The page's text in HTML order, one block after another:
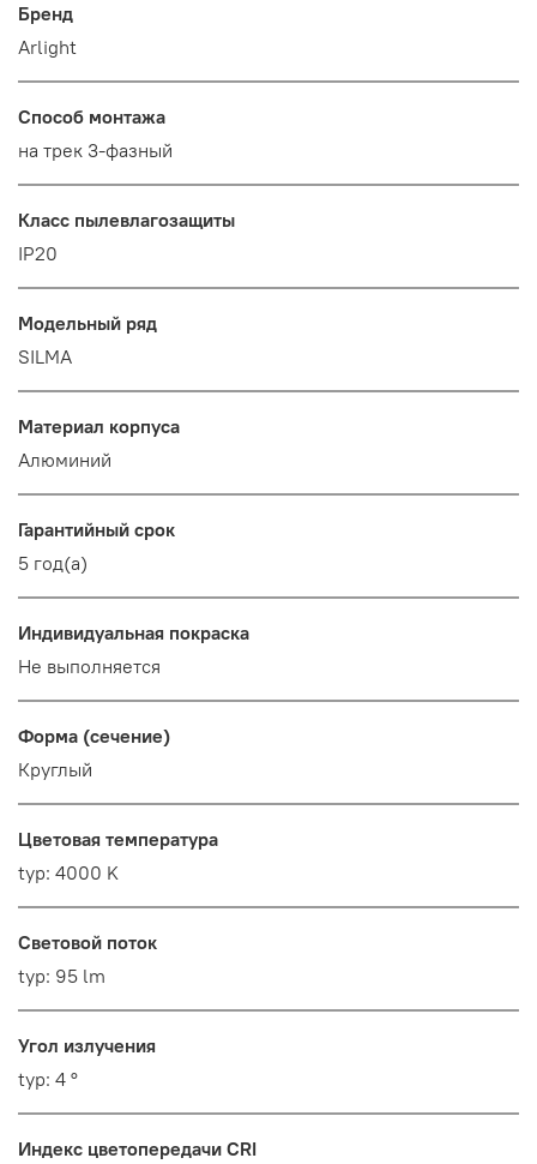
Бренд
Arlight
Способ монтажа
на трек 3-фазный
Класс пылевлагозащиты
IP20
Модельный ряд
SILMA
Материал корпуса
Алюминий
Гарантийный срок
5 год(а)
Индивидуальная покраска
Не выполняется
Форма (сечение)
Круглый
Цветовая температура
typ: 4000 K
Световой поток
typ: 95 lm
Угол излучения
typ: 4 °
Индекс цветопередачи CRI